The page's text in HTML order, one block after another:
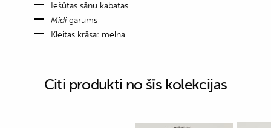
Iešūtas sānu kabatas
Midigarums
Kleitas krāsa: melna
Citi produkti no šīs kolekcijas